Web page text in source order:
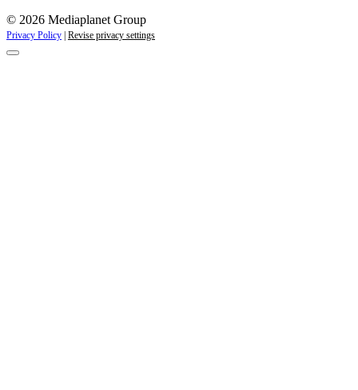
© 2026 Mediaplanet Group
Privacy Policy Revise privacy settings